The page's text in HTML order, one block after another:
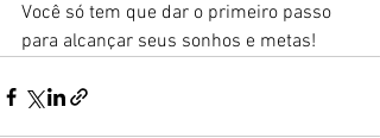
Você só tem que dar o primeiro passo
para alcançar seus sonhos e metas!